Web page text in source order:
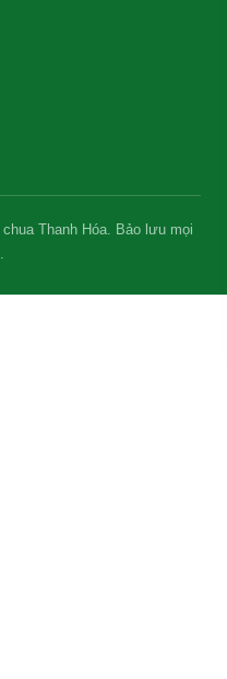
Thanh Hóa. Bảo lưu mọi